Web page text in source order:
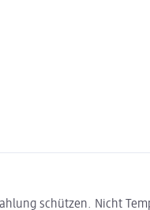
schützen. Nicht